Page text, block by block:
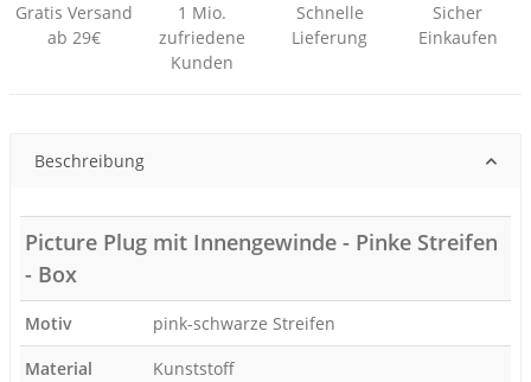
Gratis Versand
ab 29€
1 Mio.
zufriedene
Kunden
Schnelle
Lieferung
Sicher
Einkaufen
Beschreibung
Picture Plug mit Innengewinde - Pinke Streifen
- Box
Motiv
pink-schwarze Streifen
Material
Kunststoff